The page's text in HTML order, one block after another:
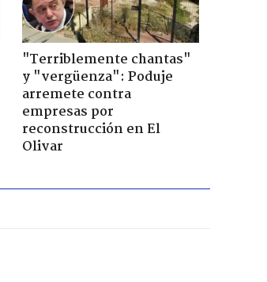
"Terriblemente chantas"
y "vergüenza": Poduje
arremete contra
empresas por
reconstrucción en El
Olivar